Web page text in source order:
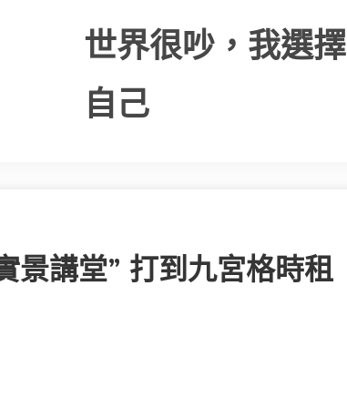
世界很吵，我選
自己
景講堂” 打到九宮格時租